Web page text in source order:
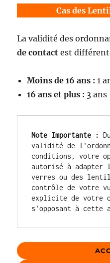
Cas des
La validité des
de contact est
Moins de 16 ans : 1
16 ans et plus : 3 ans
Note Importante :
validité de
conditions, votre
autorisé à adapter
verres ou des
contrôle de votre
explicite de votre
s'opposant à cette